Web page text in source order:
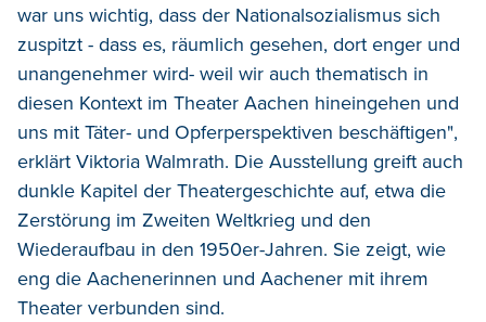
war uns wichtig, dass der Nationalsozialismus sich
zuspitzt - dass es, räumlich gesehen, dort enger und
unangenehmer wird- weil wir auch thematisch in
diesen Kontext im Theater Aachen hineingehen und
uns mit Täter- und Opferperspektiven beschäftigen",
erklärt Viktoria Walmrath. Die Ausstellung greift auch
dunkle Kapitel der Theatergeschichte auf, etwa die
Zerstörung im Zweiten Weltkrieg und den
Wiederaufbau in den 1950er-Jahren. Sie zeigt, wie
eng die Aachenerinnen und Aachener mit ihrem
Theater verbunden sind.